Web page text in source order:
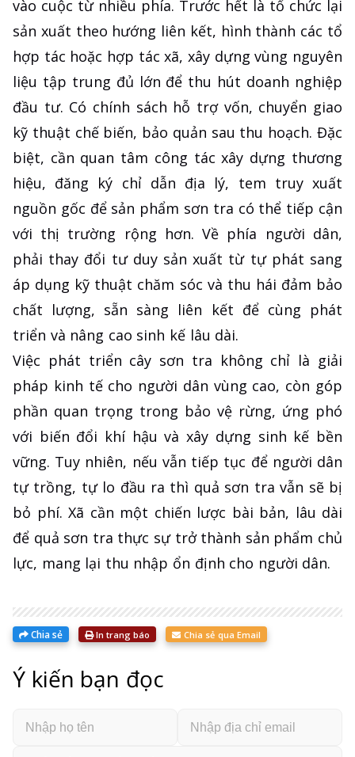
vào cuộc từ nhiều phía. Trước hết là tổ chức lại
sản xuất theo hướng liên kết, hình thành các tổ
hợp tác hoặc hợp tác xã, xây dựng vùng nguyên
liệu tập trung đủ lớn để thu hút doanh nghiệp
đầu tư. Có chính sách hỗ trợ vốn, chuyển giao
kỹ thuật chế biến, bảo quản sau thu hoạch. Đặc
biệt, cần quan tâm công tác xây dựng thương
hiệu, đăng ký chỉ dẫn địa lý, tem truy xuất
nguồn gốc để sản phẩm sơn tra có thể tiếp cận
với thị trường rộng hơn. Về phía người dân,
phải thay đổi tư duy sản xuất từ tự phát sang
áp dụng kỹ thuật chăm sóc và thu hái đảm bảo
chất lượng, sẵn sàng liên kết để cùng phát
triển và nâng cao sinh kế lâu dài.
Việc phát triển cây sơn tra không chỉ là giải
pháp kinh tế cho người dân vùng cao, còn góp
phần quan trọng trong bảo vệ rừng, ứng phó
với biến đổi khí hậu và xây dựng sinh kế bền
vững. Tuy nhiên, nếu vẫn tiếp tục để người dân
tự trồng, tự lo đầu ra thì quả sơn tra vẫn sẽ bị
bỏ phí. Xã cần một chiến lược bài bản, lâu dài
để quả sơn tra thực sự trở thành sản phẩm chủ
lực, mang lại thu nhập ổn định cho người dân.
Chia sẻ In trang báo Chia sẻ qua Email
Ý kiến bạn đọc